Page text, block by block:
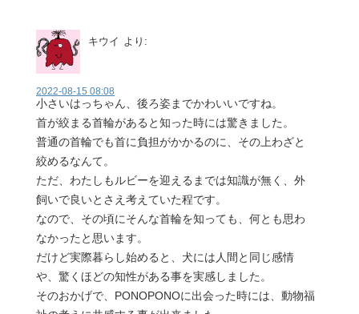
キウイ より:
2022-08-15 08:08
小さいはっちゃん、後ろ姿までかわいいですね。
首が絞まる首輪があると知った時には驚きました。
普通の首輪でも首に負担がかかるのに、その上わざと
絞めるなんて。
ただ、わたしもルビーを迎えるまでは知識が無く、外
飼いで良いとさえ考えていた程です。
なので、その頃にそんな首輪を知っても、何とも思わ
なかったと思います。
だけど実際暮らし始めると、犬には人間と同じ感情
や、驚くほどの知性がある事を実感しました。
そのおかげで、PONOPONOに出会った時には、動物福